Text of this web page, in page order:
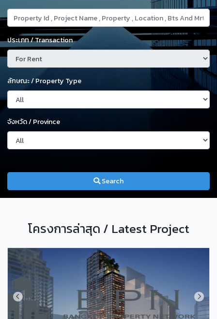
ประเภท / Transaction
ลักษณะ / Property Type
จังหวัด / Province
Search
โครงการล่าสุด / Latest Project